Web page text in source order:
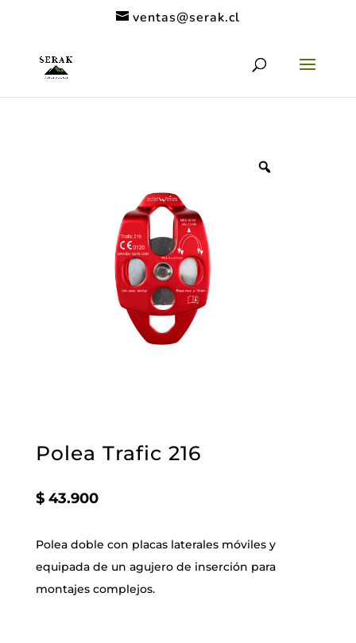
ventas@serak.cl
Polea Trafic 216
$43.900
Polea doble con placas laterales móviles y
equipada de un agujero de inserción para
montajes complejos.